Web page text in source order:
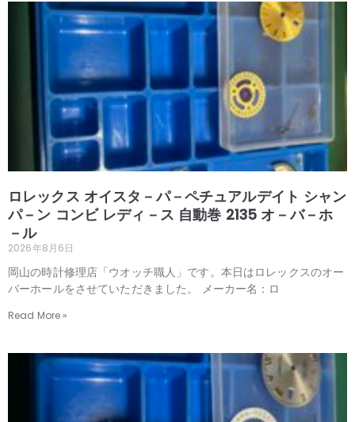
ロレックス オイスタ－パ－ペチュアルデイト シャン
パ－ン コンビ レディ－ス 自動巻 2135 オ－バ－ホ
－ル
2026年8月6日
岡山の時計修理店「ウオッチ職人」です。本日はロレックスのオー
バーホールをさせていただきました。 メーカー名：ロ
Read More »